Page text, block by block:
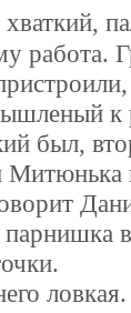
хваткий,
работа.
к
был,